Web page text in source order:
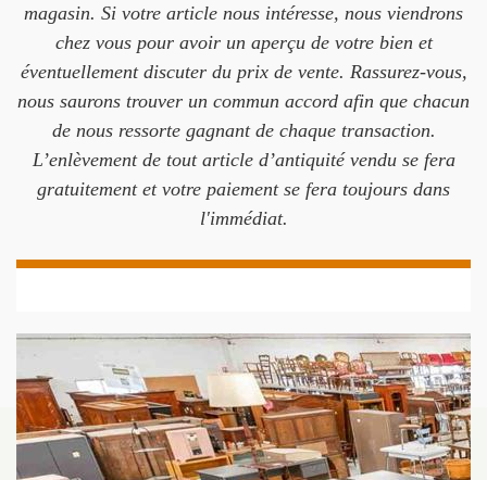
magasin. Si votre article nous intéresse, nous viendrons
chez vous pour avoir un aperçu de votre bien et
éventuellement discuter du prix de vente. Rassurez-vous,
nous saurons trouver un commun accord afin que chacun
de nous ressorte gagnant de chaque transaction.
L’enlèvement de tout article d’antiquité vendu se fera
gratuitement et votre paiement se fera toujours dans
l'immédiat.